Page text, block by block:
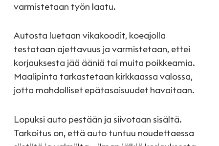
varmistetaan työn laatu.
Autosta luetaan vikakoodit, koeajolla
testataan ajettavuus ja varmistetaan, ettei
korjauksesta jää ääniä tai muita poikkeamia.
Maalipinta tarkastetaan kirkkaassa valossa,
jotta mahdolliset epätasaisuudet havaitaan.
Lopuksi auto pestään ja siivotaan sisältä.
Tarkoitus on, että auto tuntuu noudettaessa